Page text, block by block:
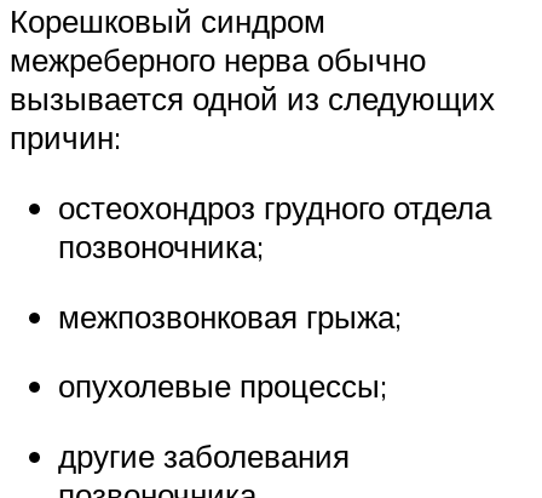
Корешковый синдром
межреберного нерва обычно
вызывается одной из следующих
причин:
остеохондроз грудного отдела
позвоночника;
межпозвонковая грыжа;
опухолевые процессы;
другие заболевания